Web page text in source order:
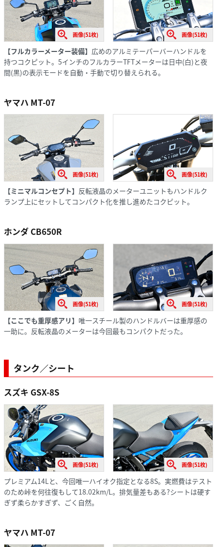
画像(51枚) 画像(51枚)
【フルカラーメーター装備】 広めのアルミテーパーバーハンドルを
持つコクピット。5インチのフルカラーTFTメーターは日中(白)と夜
間(黒)の表示モードを自動・手動で切り替えられる。
ヤマハ MT-07
画像(51枚) 画像(51枚)
【ミニマルコンセプト】 反転液晶のメーターユニットもハンドルク
ランプ上にセットしてコンパクト化を推し進めたコクピット。
ホンダ CB650R
画像(51枚) 画像(51枚)
【ここでも重厚感アリ】 唯一スチール製のハンドルバーは重厚感の
一助に。反転液晶のメーターは今回最もコンパクトだった。
タンク／シート
スズキ GSX-8S
画像(51枚) 画像(51枚)
プレミアム14Lと、今回唯一ハイオク指定となる8S。実燃費はテスト
のため峠を何往復もして18.02km/L。排気量差もある?シートは硬す
ぎず柔らかすぎず、ごく自然。
ヤマハ MT-07